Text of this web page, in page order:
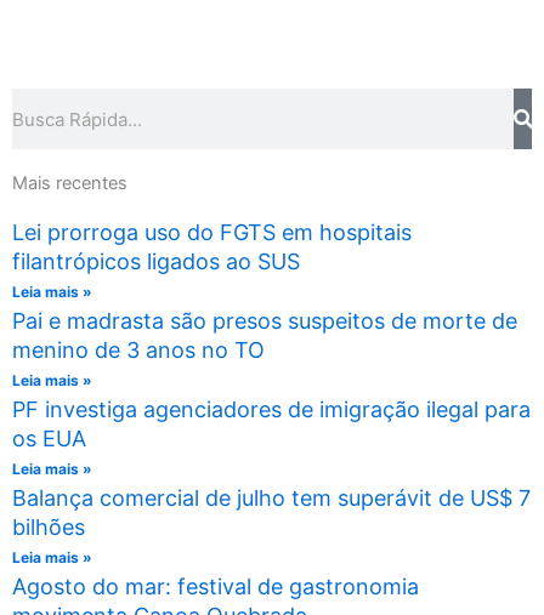
Mais recentes
Lei prorroga uso do FGTS em hospitais
filantrópicos ligados ao SUS
Leia mais »
Pai e madrasta são presos suspeitos de morte de
menino de 3 anos no TO
Leia mais »
PF investiga agenciadores de imigração ilegal para
os EUA
Leia mais »
Balança comercial de julho tem superávit de US$ 7
bilhões
Leia mais »
Agosto do mar: festival de gastronomia